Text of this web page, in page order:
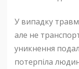
У випадку
але не
уникнення
потерпіла